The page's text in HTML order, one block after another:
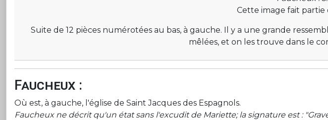
Cette image fait partie
Suite de 12 pièces numérotées au bas, à gauche. Il y a une grande
mêlées, et on les trouve dans le
Faucheux :
Où est, à gauche, l'église de Saint Jacques des Espagnols.
Faucheux ne décrit qu'un état sans l'excudit de Mariette; la signature est :